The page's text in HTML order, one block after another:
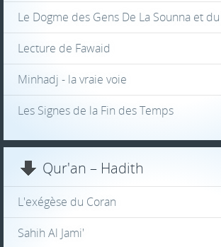
Le Dogme des Gens De La Sounna et
Lecture de Fawaid
Minhadj - la vraie voie
Les Signes de la Fin des Temps
Qur'an – Hadith
L'exégèse du Coran
Sahih Al Jami'